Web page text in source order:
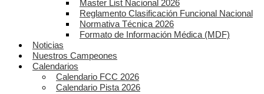
Master List Nacional 2026
Reglamento Clasificación Funcional Nacional
Normativa Técnica 2026
Formato de Información Médica (MDF)
Noticias
Nuestros Campeones
Calendarios
Calendario FCC 2026
Calendario Pista 2026